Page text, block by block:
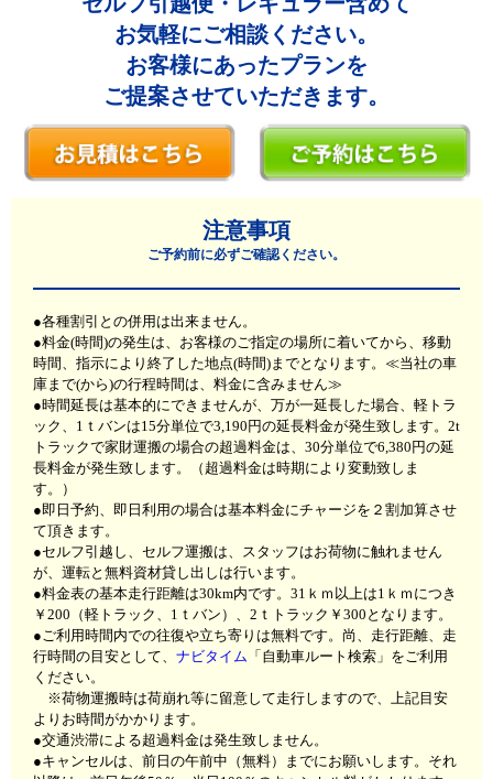
お気軽にご相談ください。
お客様にあったプランを
ご提案させていただきます。
注意事項
ご予約前に必ずご確認ください。
●各種割引との併用は出来ません。
●料金(時間)の発生は、お客様のご指定の場所に着いてから、移動
時間、指示により終了した地点(時間)までとなります。 ≪当社の車
庫まで(から)の行程時間は、料金に含みません≫
●時間延長は基本的にできませんが、万が一延長した場合、軽トラ
ック、1ｔバンは15分単位で3,190円の延長料金が発生致します。2t
トラックで家財運搬の場合の超過料金は、30分単位で6,380円の延
長料金が発生致します。（超過料金は時期により変動致しま
す。）
●即日予約、即日利用の場合は基本料金にチャージを２割加算させ
て頂きます。
●セルフ引越し、セルフ運搬は、スタッフはお荷物に触れません
が、運転と無料資材貸し出しは行います。
●料金表の基本走行距離は30km内です。31ｋｍ以上は1ｋｍにつき
￥200（軽トラック、1ｔバン）、2ｔトラック￥300となります。
●ご利用時間内での往復や立ち寄りは無料です。尚、走行距離、走
行時間の目安として、 ナビタイム 「自動車ルート検索」をご利用
ください。
※荷物運搬時は荷崩れ等に留意して走行しますので、上記目安
よりお時間がかかります。
●交通渋滞による超過料金は発生致しません。
●キャンセルは、前日の午前中（無料）までにお願いします。それ